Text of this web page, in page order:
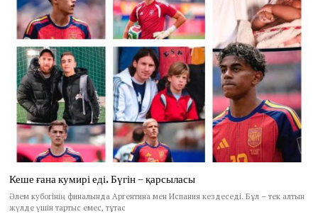
Кеше ғана кумирі еді. Бүгін – қарсыласы
Әлем кубогінің финалында Аргентина мен Испания кездеседі. Бұл – тек алтын
жүлде үшін тартыс емес, тұтас